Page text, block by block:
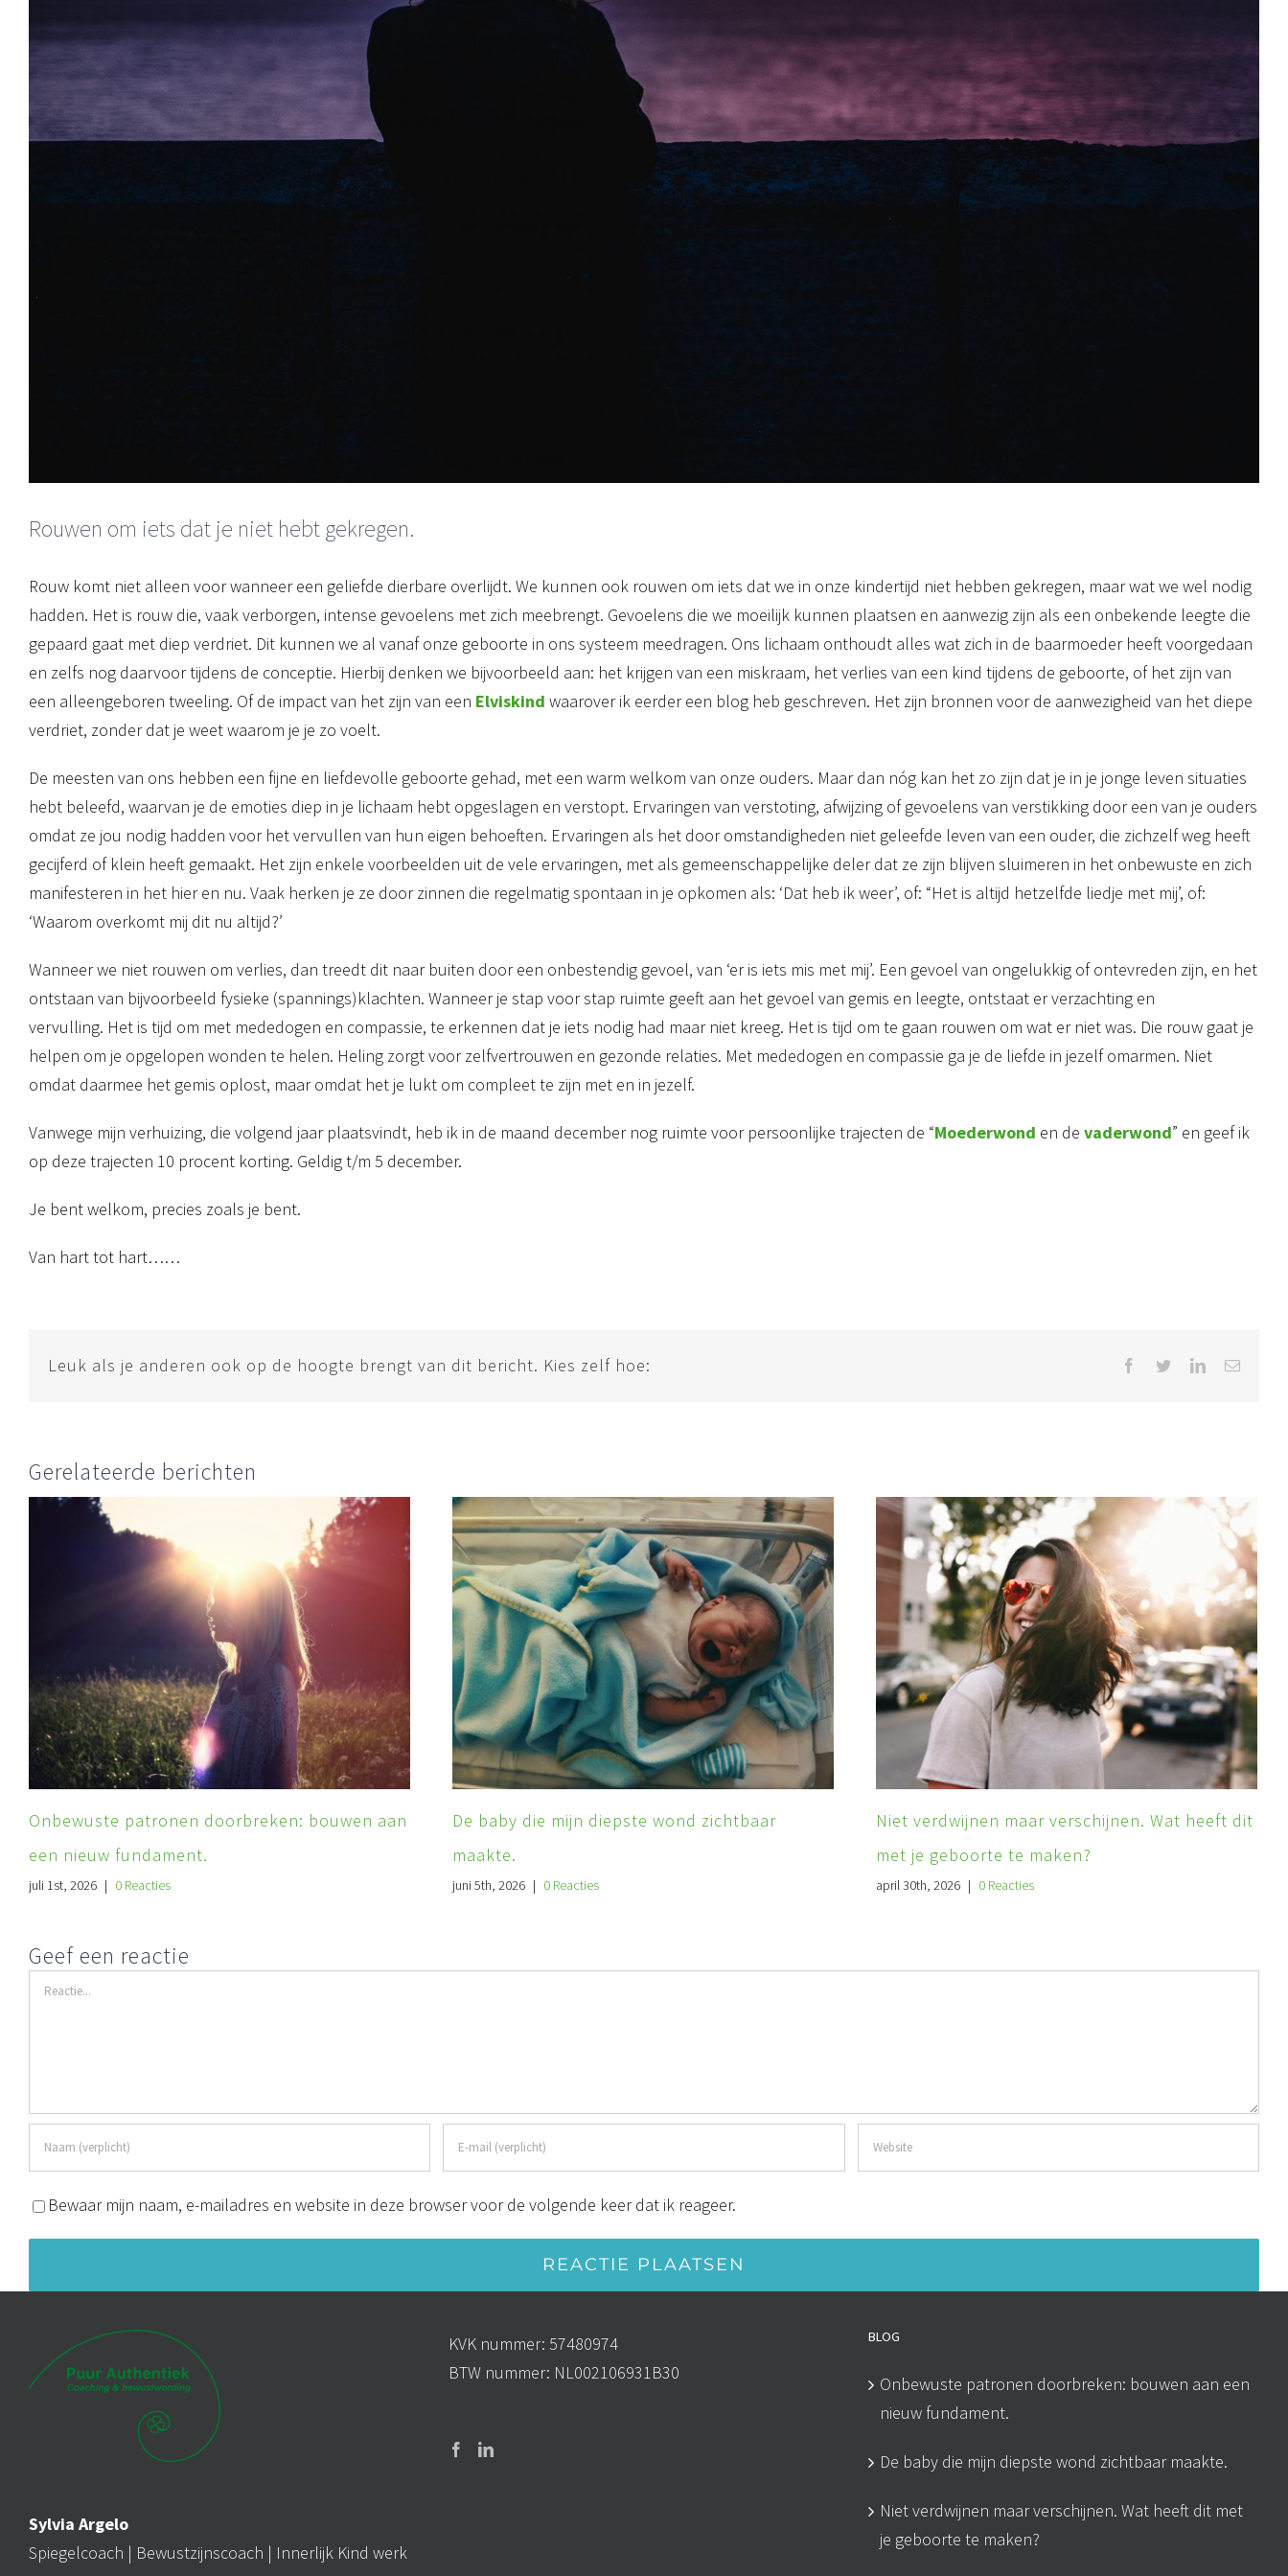
Rouwen om iets dat je niet hebt gekregen.
Rouw komt niet alleen voor wanneer een geliefde dierbare overlijdt. We kunnen ook rouwen om iets dat we in onze kindertijd niet hebben gekregen, maar wat we wel nodig
hadden. Het is rouw die, vaak verborgen, intense gevoelens met zich meebrengt. Gevoelens die we moeilijk kunnen plaatsen en aanwezig zijn als een onbekende leegte die
gepaard gaat met diep verdriet. Dit kunnen we al vanaf onze geboorte in ons systeem meedragen. Ons lichaam onthoudt alles wat zich in de baarmoeder heeft voorgedaan
en zelfs nog daarvoor tijdens de conceptie. Hierbij denken we bijvoorbeeld aan: het krijgen van een miskraam, het verlies van een kind tijdens de geboorte, of het zijn van
een alleengeboren tweeling. Of de impact van het zijn van een Elviskind waarover ik eerder een blog heb geschreven. Het zijn bronnen voor de aanwezigheid van het diepe
verdriet, zonder dat je weet waarom je je zo voelt.
De meesten van ons hebben een fijne en liefdevolle geboorte gehad, met een warm welkom van onze ouders. Maar dan nóg kan het zo zijn dat je in je jonge leven situaties
hebt beleefd, waarvan je de emoties diep in je lichaam hebt opgeslagen en verstopt. Ervaringen van verstoting, afwijzing of gevoelens van verstikking door een van je ouders
omdat ze jou nodig hadden voor het vervullen van hun eigen behoeften. Ervaringen als het door omstandigheden niet geleefde leven van een ouder, die zichzelf weg heeft
gecijferd of klein heeft gemaakt. Het zijn enkele voorbeelden uit de vele ervaringen, met als gemeenschappelijke deler dat ze zijn blijven sluimeren in het onbewuste en zich
manifesteren in het hier en nu. Vaak herken je ze door zinnen die regelmatig spontaan in je opkomen als: ‘Dat heb ik weer’, of: “Het is altijd hetzelfde liedje met mij’, of:
‘Waarom overkomt mij dit nu altijd?’
Wanneer we niet rouwen om verlies, dan treedt dit naar buiten door een onbestendig gevoel, van ‘er is iets mis met mij’. Een gevoel van ongelukkig of ontevreden zijn, en het
ontstaan van bijvoorbeeld fysieke (spannings)klachten. Wanneer je stap voor stap ruimte geeft aan het gevoel van gemis en leegte, ontstaat er verzachting en
vervulling. Het is tijd om met mededogen en compassie, te erkennen dat je iets nodig had maar niet kreeg. Het is tijd om te gaan rouwen om wat er niet was. Die rouw gaat je
helpen om je opgelopen wonden te helen. Heling zorgt voor zelfvertrouwen en gezonde relaties. Met mededogen en compassie ga je de liefde in jezelf omarmen. Niet
omdat daarmee het gemis oplost, maar omdat het je lukt om compleet te zijn met en in jezelf.
Vanwege mijn verhuizing, die volgend jaar plaatsvindt, heb ik in de maand december nog ruimte voor persoonlijke trajecten de “Moederwond en de vaderwond” en geef ik
op deze trajecten 10 procent korting. Geldig t/m 5 december.
Je bent welkom, precies zoals je bent.
Van hart tot hart……
Leuk als je anderen ook op de hoogte brengt van dit bericht. Kies zelf hoe: Facebook
TwitterLinkedIn
E-
Gerelateerde berichten
Onbewuste patronen doorbreken: bouwen aan
een nieuw fundament.
juli 1st, 2026 | 0 Reacties
De baby die mijn diepste wond zichtbaar
maakte.
juni 5th, 2026 | 0 Reacties
Niet verdwijnen maar verschijnen. Wat heeft dit
met je geboorte te maken?
april 30th, 2026 | 0 Reacties
Geef een reactie
Reactie
Bewaar mijn naam, e-mailadres en website in deze browser voor de volgende keer dat ik reageer.
Sylvia Argelo
Spiegelcoach | Bewustzijnscoach | Innerlijk Kind werk
KVK nummer: 57480974
BTW nummer: NL002106931B30
BLOG
Onbewuste patronen doorbreken: bouwen aan een
nieuw fundament.
De baby die mijn diepste wond zichtbaar maakte.
Niet verdwijnen maar verschijnen. Wat heeft dit met
je geboorte te maken?